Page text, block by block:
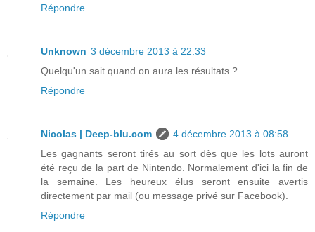
Répondre
Unknown 3 décembre 2013 à 22:33
Quelqu'un sait quand on aura les résultats ?
Répondre
Nicolas | Deep-blu.com
4 décembre 2013 à 08:58
Les gagnants seront tirés au sort dès que les lots auront
été reçu de la part de Nintendo. Normalement d'ici la fin de
la semaine. Les heureux élus seront ensuite avertis
directement par mail (ou message privé sur Facebook).
Répondre